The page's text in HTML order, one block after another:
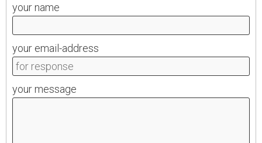
your name
your email-address
your message